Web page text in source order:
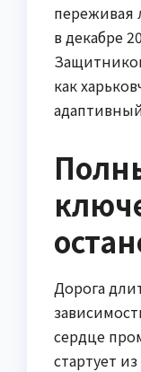
переживая
в декабре
как
Дорога
сердце
стартует